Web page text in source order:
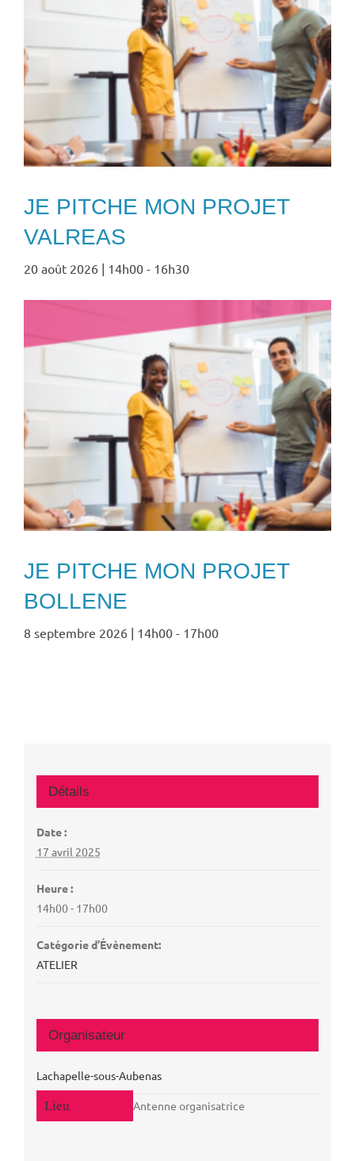
JE PITCHE MON PROJET
VALREAS
20 août 2026 | 14h00 - 16h30
JE PITCHE MON PROJET
BOLLENE
8 septembre 2026 | 14h00 - 17h00
Détails
Date :
17 avril 2025
Heure :
14h00 - 17h00
Catégorie d’Évènement:
ATELIER
Antenne organisatrice
Organisateur
Lachapelle-sous-Aubenas